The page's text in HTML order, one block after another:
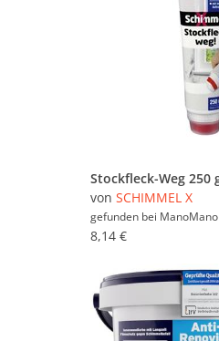
von SCHIMMEL X
gefunden bei ManoMano
8,14 €